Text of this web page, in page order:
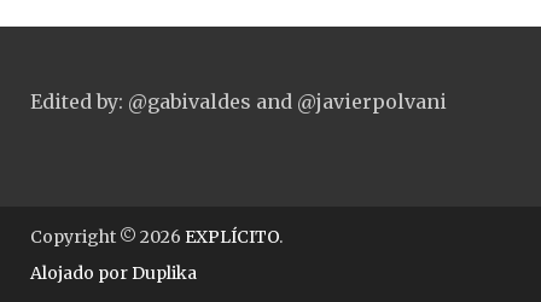
Edited by: @gabivaldes and @javierpolvani
Copyright © 2026 EXPLÍCITO.
Alojado por Duplika